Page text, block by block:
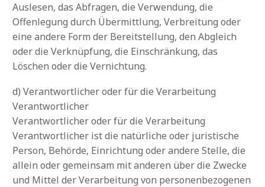
Auslesen, das Abfragen, die Verwendung, die
Offenlegung durch Übermittlung, Verbreitung oder
eine andere Form der Bereitstellung, den Abgleich
oder die Verknüpfung, die Einschränkung, das
Löschen oder die Vernichtung.
d) Verantwortlicher oder für die Verarbeitung
Verantwortlicher
Verantwortlicher oder für die Verarbeitung
Verantwortlicher ist die natürliche oder juristische
Person, Behörde, Einrichtung oder andere Stelle, die
allein oder gemeinsam mit anderen über die Zwecke
und Mittel der Verarbeitung von personenbezogenen